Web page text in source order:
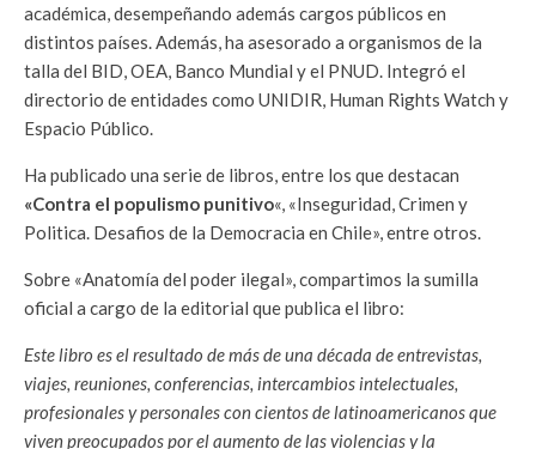
académica, desempeñando además cargos públicos en
distintos países. Además, ha asesorado a organismos de la
talla del BID, OEA, Banco Mundial y el PNUD. Integró el
directorio de entidades como UNIDIR, Human Rights Watch y
Espacio Público.
Ha publicado una serie de libros, entre los que destacan
«Contra el populismo punitivo«, «Inseguridad, Crimen y
Politica. Desafios de la Democracia en Chile», entre otros.
Sobre «Anatomía del poder ilegal», compartimos la sumilla
oficial a cargo de la editorial que publica el libro:
Este libro es el resultado de más de una década de entrevistas,
viajes, reuniones, conferencias, intercambios intelectuales,
profesionales y personales con cientos de latinoamericanos que
viven preocupados por el aumento de las violencias y la